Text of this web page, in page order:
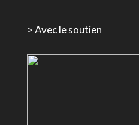
> Avec le soutien